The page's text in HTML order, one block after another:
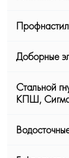
Профнастил
Доборные
Стальной
КПШ,